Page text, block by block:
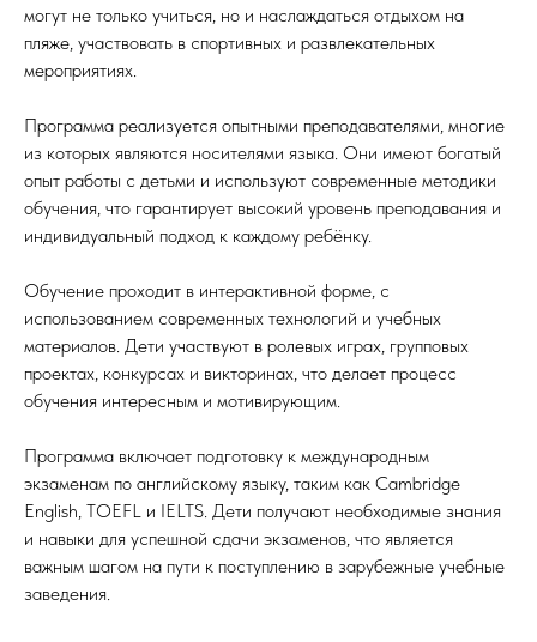
могут не только учиться, но и наслаждаться отдыхом на
пляже, участвовать в спортивных и развлекательных
мероприятиях.
Программа реализуется опытными преподавателями, многие
из которых являются носителями языка. Они имеют богатый
опыт работы с детьми и используют современные методики
обучения, что гарантирует высокий уровень преподавания и
индивидуальный подход к каждому ребёнку.
Обучение проходит в интерактивной форме, с
использованием современных технологий и учебных
материалов. Дети участвуют в ролевых играх, групповых
проектах, конкурсах и викторинах, что делает процесс
обучения интересным и мотивирующим.
Программа включает подготовку к международным
экзаменам по английскому языку, таким как Cambridge
English, TOEFL и IELTS. Дети получают необходимые знания
и навыки для успешной сдачи экзаменов, что является
важным шагом на пути к поступлению в зарубежные учебные
заведения.